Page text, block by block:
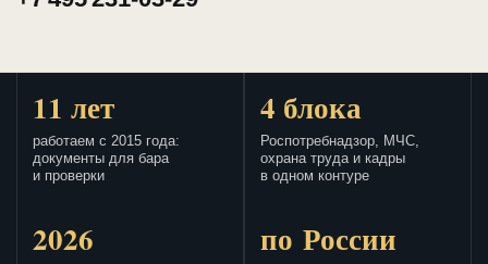
11 лет
работаем с 2015 года:
документы для бара
и проверки
4 блока
Роспотребнадзор, МЧС,
охрана труда и кадры
в одном контуре
2026 по России